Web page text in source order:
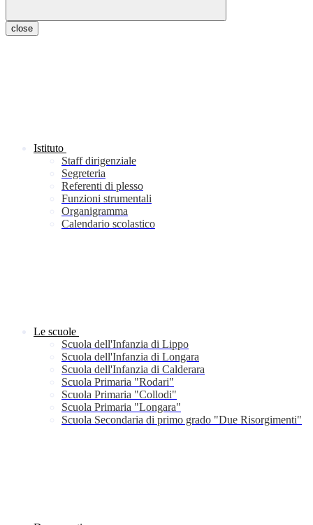
close
Istituto
Staff dirigenziale
Segreteria
Referenti di plesso
Funzioni strumentali
Organigramma
Calendario scolastico
Le scuole
Scuola dell'Infanzia di Lippo
Scuola dell'Infanzia di Longara
Scuola dell'Infanzia di Calderara
Scuola Primaria "Rodari"
Scuola Primaria "Collodi"
Scuola Primaria "Longara"
Scuola Secondaria di primo grado "Due Risorgimenti"